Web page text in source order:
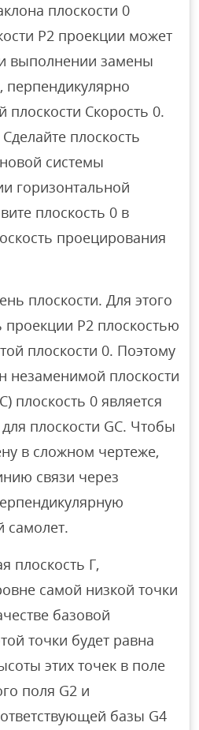
плоскости 0
P2 проекции может
выполнении замены
перпендикулярно
плоскости Скорость 0.
плоскость
системы
горизонтальной
плоскость 0 в
проецирования
плоскости. Для этого
проекции P2 плоскостью
плоскости 0. Поэтому
незаменимой плоскости
плоскость 0 является
плоскости GC. Чтобы
в сложном чертеже,
связи через
самолет.
плоскость Γ,
самой низкой точки
базовой
точки будет равна
этих точек в поле
поля G2 и
базы G4